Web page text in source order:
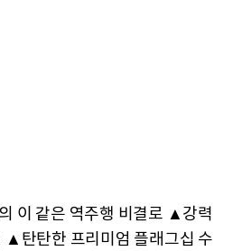
이 같은 역주행 비결로 ▲강력
▲탄탄한 프리미엄 플래그십 수